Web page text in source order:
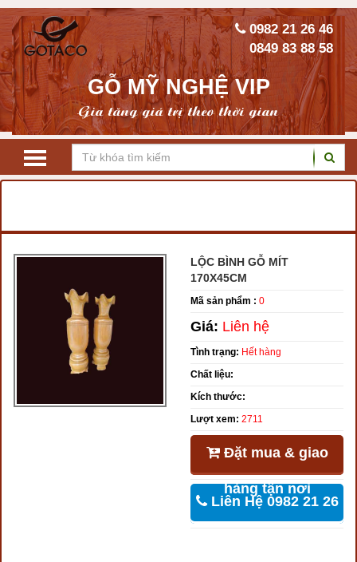
GỖ MỸ NGHỆ VIP
Gia tăng giá trị theo thời gian
0982 21 26 46
0849 83 88 58
LỘC BÌNH GỖ MÍT
170X45CM
Mã sản phẩm : 0
Giá: Liên hệ
Tình trạng: Hết hàng
Chất liệu:
Kích thước:
Lượt xem: 2711
Đặt mua & giao
hàng tận nơi
Liên Hệ 0982 21 26